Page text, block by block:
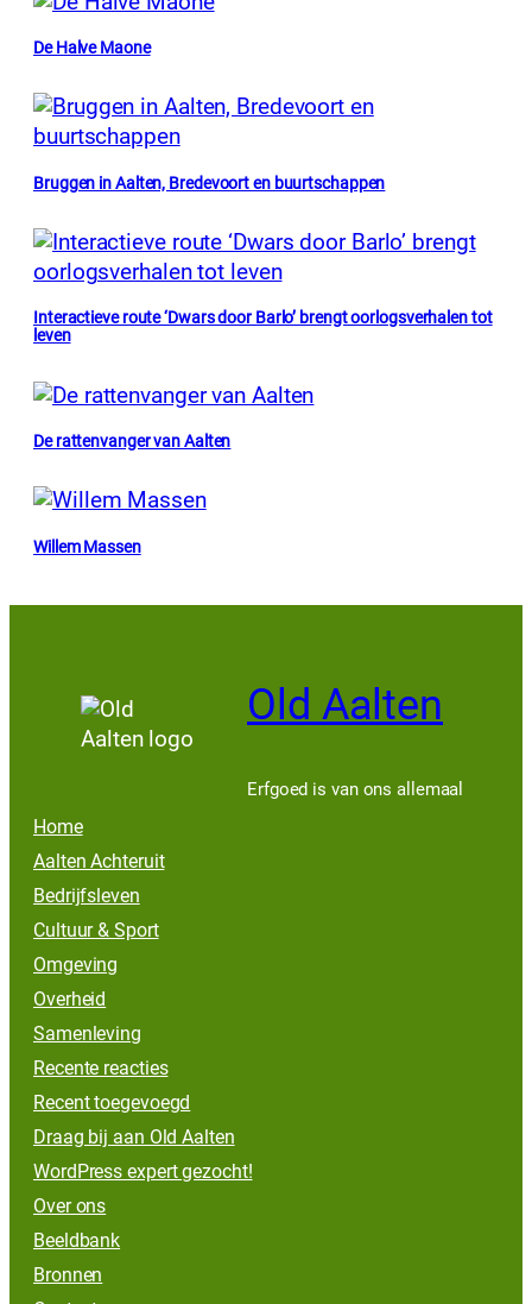
De Halve Maone
Bruggen in Aalten, Bredevoort en buurtschappen
Interactieve route ‘Dwars door Barlo’ brengt oorlogsverhalen tot
leven
De rattenvanger van Aalten
Willem Massen
Old Aalten
Erfgoed is van ons allemaal
Home
Aalten Achteruit
Bedrijfsleven
Cultuur & Sport
Omgeving
Overheid
Samenleving
Recente reacties
Recent toegevoegd
Draag bij aan Old Aalten
WordPress expert gezocht!
Over ons
Beeldbank
Bronnen